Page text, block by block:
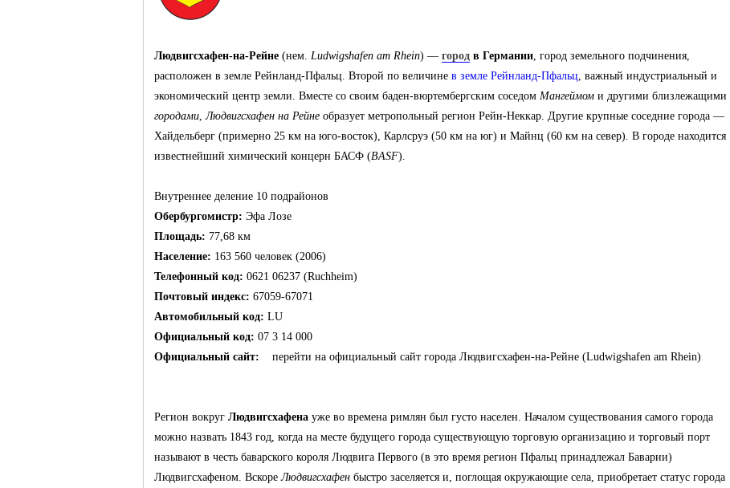
Германии -
MEINLAND.
Людвигсхафен-на-Рейне (нем. Ludwigshafen am Rhein) — город в Германии, город земельного подчинения,
расположен в земле Рейнланд-Пфальц. Второй по величине в земле Рейнланд-Пфальц, важный индустриальный и
экономический центр земли. Вместе со своим баден-вюртембергским соседом Мангеймом и другими близлежащими
городами,Людвигсхафен на Рейне образует метропольный регион Рейн-Неккар. Другие крупные соседние города —
Хайдельберг (примерно 25 км на юго-восток), Карлсруэ (50 км на юг) и Майнц (60 км на север). В городе находится
известнейший химический концерн БАСФ (BASF).
Внутреннее деление 10 подрайонов
Обербургомистр: Эфа Лозе
Площадь: 77,68 км
Население: 163 560 человек (2006)
Телефонный код: 0621 06237 (Ruchheim)
Почтовый индекс: 67059-67071
Автомобильный код: LU
Официальный код: 07 3 14 000
Официальный сайт: перейти на официальный сайт города Людвигсхафен-на-Рейне (Ludwigshafen am Rhein)
Регион вокруг Людвигсхафена уже во времена римлян был густо населен. Началом существования самого города
можно назвать 1843 год, когда на месте будущего города существующую торговую организацию и торговый порт
называют в честь баварского короля Людвига Первого (в это время регион Пфальц принадлежал Баварии)
Людвигсхафеном. ВскореЛюдвигсхафен быстро заселяется и, поглощая окружающие села, приобретает статус города